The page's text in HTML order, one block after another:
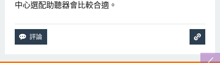
中心選配助聽器會比較合適。